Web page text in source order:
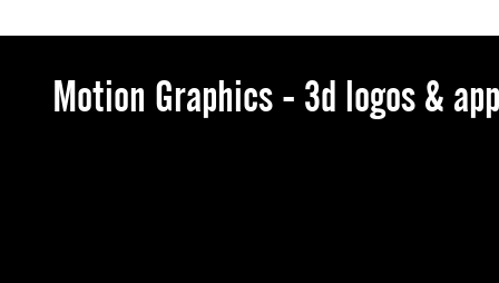
Motion Graphics - 3d logos &